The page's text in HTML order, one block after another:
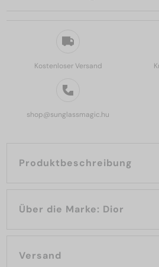
Kostenloser Versand
shop@sunglassmagic.hu
Produktbeschreibung
Über die Marke: Dior
Versand